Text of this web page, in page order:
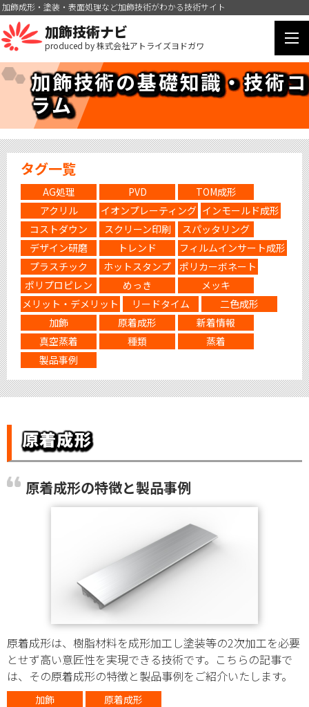
加飾成形・塗装・表面処理など加飾技術がわかる技術サイト
加飾技術ナビ
produced by 株式会社アトライズヨドガワ
加飾技術の基礎知識・技術コ
ラム
タグ一覧
AG処理 PVD
TOM成形
アクリル
イオンプレーティング インモールド成形
コストダウン
スクリーン印刷
スパッタリング
デザイン研磨
トレンド
フィルムインサート成形
プラスチック
ホットスタンプ ポリカーボネート
ポリプロピレン
めっき
メッキ
メリット・デメリット
リードタイム
二色成形
加飾
原着成形
新着情報
真空蒸着
種類
蒸着
製品事例
原着成形
原着成形の特徴と製品事例
原着成形は、樹脂材料を成形加工し塗装等の2次加工を必要
とせず高い意匠性を実現できる技術です。こちらの記事で
は、その原着成形の特徴と製品事例をご紹介いたします。
加飾 原着成形